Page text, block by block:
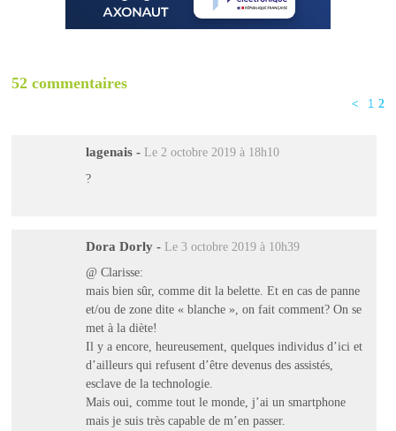
52 commentaires
< 1 2
lagenais - Le 2 octobre 2019 à 18h10
?
Dora Dorly - Le 3 octobre 2019 à 10h39
@ Clarisse:
mais bien sûr, comme dit la belette. Et en cas de panne
et/ou de zone dite « blanche », on fait comment? On se
met à la diète!
Il y a encore, heureusement, quelques individus d’ici et
d’ailleurs qui refusent d’être devenus des assistés,
esclave de la technologie.
Mais oui, comme tout le monde, j’ai un smartphone
mais je suis très capable de m’en passer.